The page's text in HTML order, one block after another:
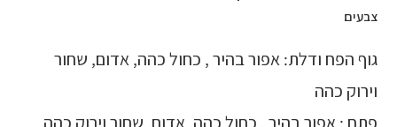
צבעים
גוף הפח ודלת: אפור בהיר , כחול כהה, אדום, שחור
וירוק כהה